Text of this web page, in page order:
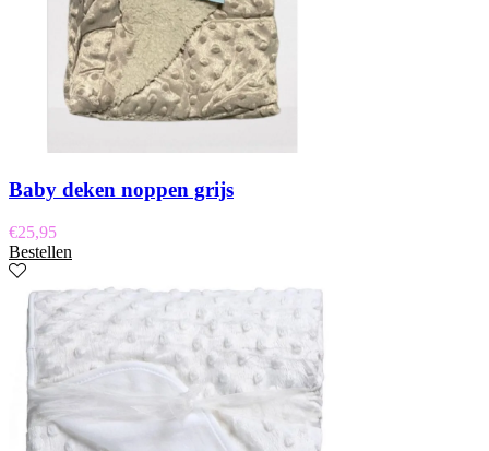
Baby deken noppen grijs
€25,95
Bestellen